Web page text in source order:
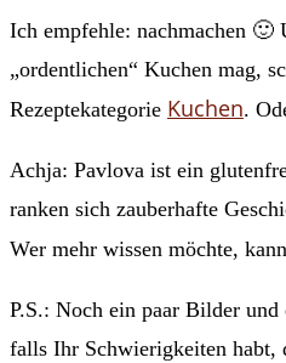
Ich empfehle: nachmachen 🙂
„ordentlichen“ Kuchen mag,
Rezeptekategorie Kuchen.
Achja: Pavlova ist ein
ranken sich zauberhafte
Wer mehr wissen möchte, kann
P.S.: Noch ein paar Bilder
falls Ihr Schwierigkeiten habt,